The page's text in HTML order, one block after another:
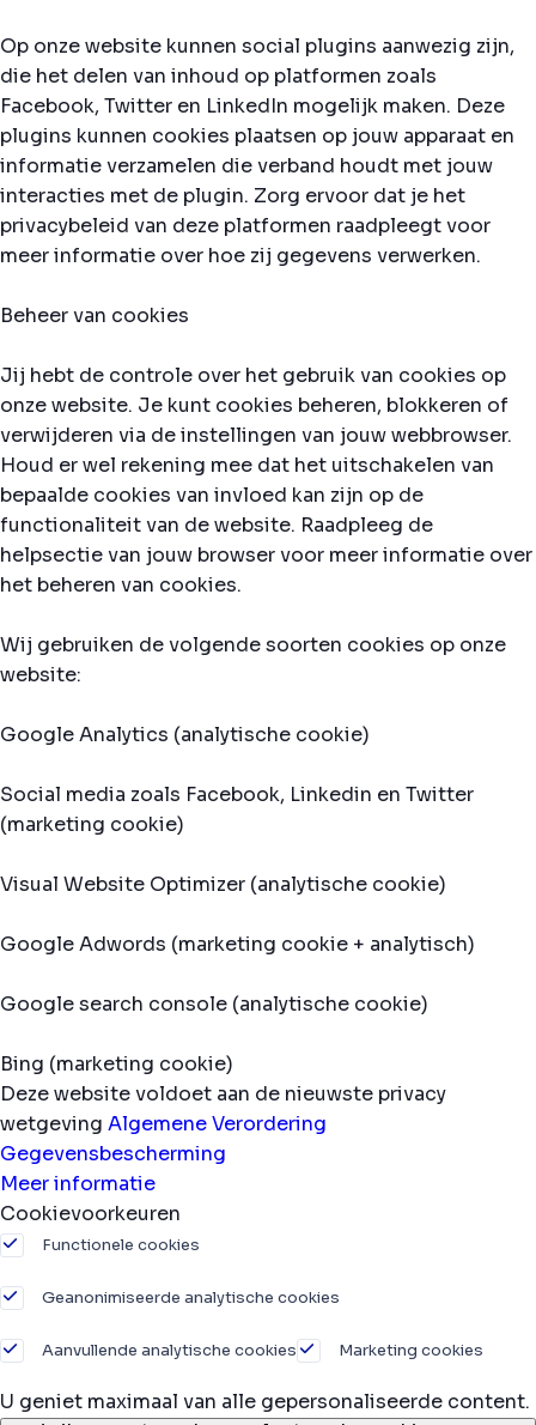
Op onze website kunnen social plugins aanwezig zijn,
die het delen van inhoud op platformen zoals
Facebook, Twitter en LinkedIn mogelijk maken. Deze
plugins kunnen cookies plaatsen op jouw apparaat en
informatie verzamelen die verband houdt met jouw
interacties met de plugin. Zorg ervoor dat je het
privacybeleid van deze platformen raadpleegt voor
meer informatie over hoe zij gegevens verwerken.
Beheer van cookies
Jij hebt de controle over het gebruik van cookies op
onze website. Je kunt cookies beheren, blokkeren of
verwijderen via de instellingen van jouw webbrowser.
Houd er wel rekening mee dat het uitschakelen van
bepaalde cookies van invloed kan zijn op de
functionaliteit van de website. Raadpleeg de
helpsectie van jouw browser voor meer informatie over
het beheren van cookies.
Wij gebruiken de volgende soorten cookies op onze
website:
Google Analytics (analytische cookie)
Social media zoals Facebook, Linkedin en Twitter
(marketing cookie)
Visual Website Optimizer (analytische cookie)
Google Adwords (marketing cookie + analytisch)
Google search console (analytische cookie)
Bing (marketing cookie)
Deze website voldoet aan de nieuwste privacy
wetgeving Algemene Verordering
Gegevensbescherming
Meer informatie
Cookievoorkeuren
Functionele cookies
Geanonimiseerde analytische cookies
Aanvullende analytische cookies Marketing cookies
U geniet maximaal van alle gepersonaliseerde content.